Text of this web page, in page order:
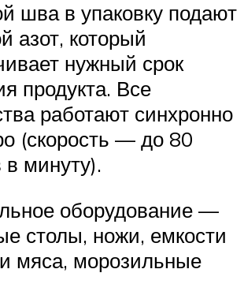
шва в упаковку подают
азот, который
нужный срок
продукта. Все
работают синхронно
(скорость — до 80
в минуту).
оборудование —
столы, ножи, емкости
мяса, морозильные